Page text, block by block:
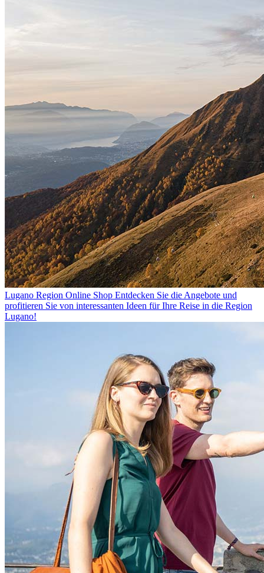
Lugano Region Online Shop Entdecken Sie die Angebote und
profitieren Sie von interessanten Ideen für Ihre Reise in die Region
Lugano!